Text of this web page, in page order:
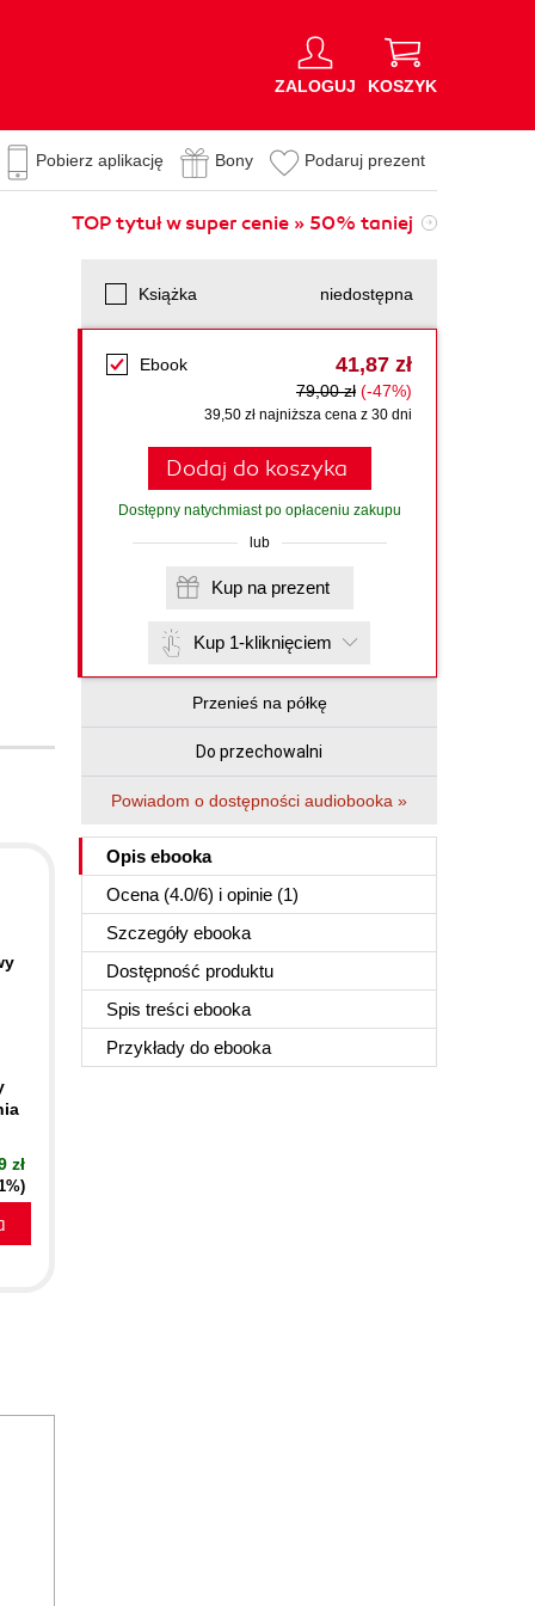
ZALOGUJ KOSZYK
Pobierz aplikację Bony Podaruj prezent
TOP tytuł w super cenie » 50% taniej
Książka niedostępna
Ebook 41,87 zł
79,00 zł (-47%)
39,50 zł najniższa cena z 30 dni
Dodaj do koszyka
Dostępny natychmiast po opłaceniu zakupu
lub
Kup na prezent
Kup 1-kliknięciem
Przenieś na półkę
Do przechowalni
Powiadom o dostępności audiobooka »
Opis ebooka
Ocena (4.0/6) i opinie (1)
Szczegóły ebooka
Dostępność produktu
Spis treści ebooka
Przykłady do ebooka
zł